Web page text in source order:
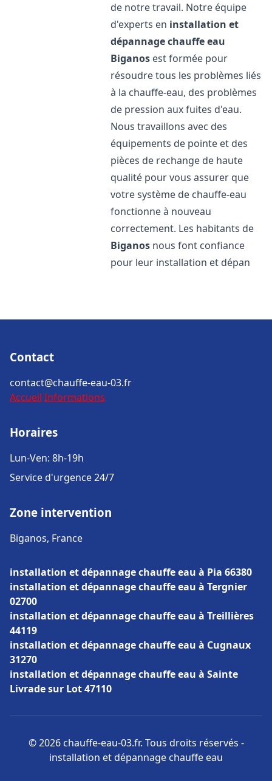
de notre travail. Notre équipe
d'experts en installation et
dépannage chauffe eau
Biganos est formée pour
résoudre tous les problèmes liés
à la chauffe-eau, des problèmes
de pression aux fuites d'eau.
Nous travaillons avec des
équipements de pointe et des
pièces de rechange de haute
qualité pour vous assurer que
votre système de chauffe-eau
fonctionne à nouveau
correctement. Les habitants de
Biganos nous font confiance
pour leur installation et dépan
Contact
contact@chauffe-eau-03.fr
Accueil Informations
Horaires
Lun-Ven: 8h-19h
Service d'urgence 24/7
Zone intervention
Biganos, France
installation et dépannage chauffe eau à Pia 66380
installation et dépannage chauffe eau à Tergnier
02700
installation et dépannage chauffe eau à Treillières
44119
installation et dépannage chauffe eau à Cugnaux
31270
installation et dépannage chauffe eau à Sainte
Livrade sur Lot 47110
© 2026 chauffe-eau-03.fr. Tous droits réservés -
installation et dépannage chauffe eau